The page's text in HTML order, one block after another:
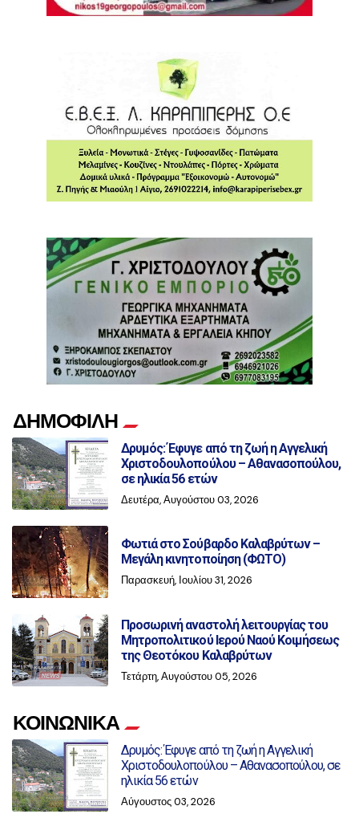
ΔΗΜΟΦΙΛΗ
Δρυμός: Έφυγε από τη ζωή η Αγγελική
Χριστοδουλοπούλου – Αθανασοπούλου,
σε ηλικία 56 ετών
Δευτέρα, Αυγούστου 03, 2026
Φωτιά στο Σούβαρδο Καλαβρύτων –
Μεγάλη κινητοποίηση (ΦΩΤΟ)
Παρασκευή, Ιουλίου 31, 2026
Προσωρινή αναστολή λειτουργίας του
Μητροπολιτικού Ιερού Ναού Κοιμήσεως
της Θεοτόκου Καλαβρύτων
Τετάρτη, Αυγούστου 05, 2026
ΚΟΙΝΩΝΙΚΑ
Δρυμός: Έφυγε από τη ζωή η Αγγελική
Χριστοδουλοπούλου – Αθανασοπούλου, σε
ηλικία 56 ετών
Αύγουστος 03, 2026